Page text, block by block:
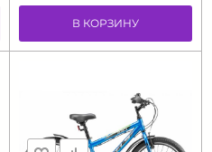
В КОРЗИНУ